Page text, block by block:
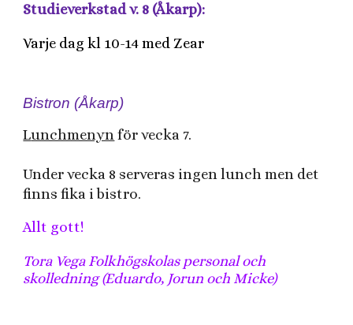
Studieverkstad v. 8 (Åkarp):
Varje dag kl 10-14 med Zear
Bistron (Åkarp)
Lunchmenynför vecka 7.
Under vecka 8 serveras ingen lunch men det
finns fika i bistro.
Allt gott!
Tora Vega Folkhögskolas personal och
skolledning (Eduardo, Jorun och Micke)